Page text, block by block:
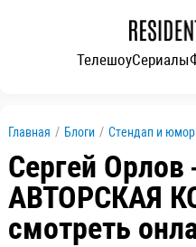
ТелешоуСериалы
Главная / Блоги / Стендап и юмор
Сергей
АВТОРСКАЯ
смотреть